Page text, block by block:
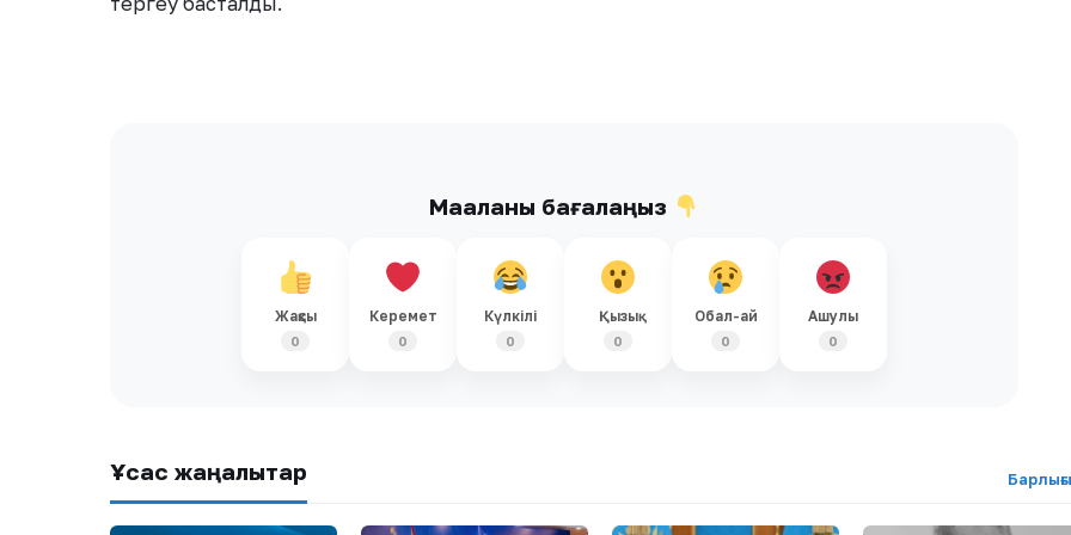
Мақаланы бағалаңыз
Жақсы
0
Керемет
0
Күлкілі
0
Қызық
0
Обал-ай
0
Ашулы
0
Ұқсас жаңалықтар